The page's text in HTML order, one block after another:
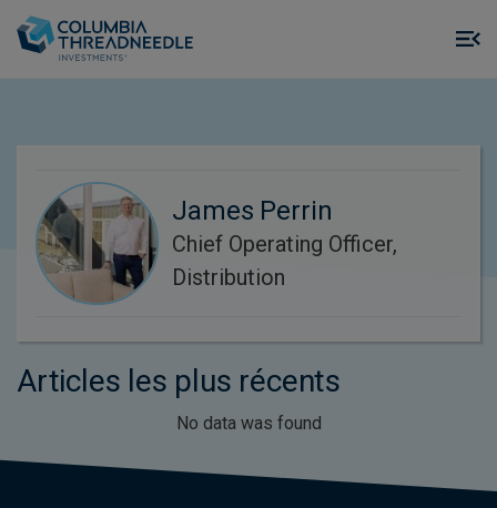
James Perrin
Chief Operating Officer,
Distribution
Articles les plus récents
No data was found